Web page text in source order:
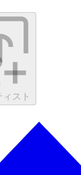
スト